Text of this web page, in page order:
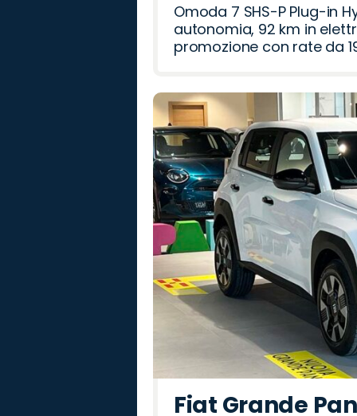
Omoda 7 SHS-P Plug-in
autonomia, 92 km in
promozione con rate da
Fiat Grande